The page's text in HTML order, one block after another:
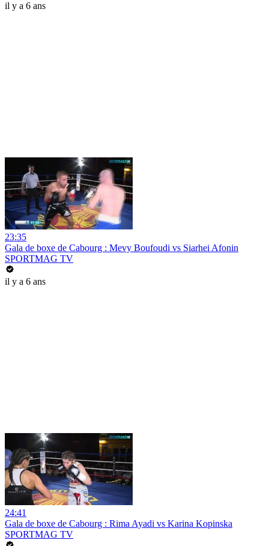
il y a 6 ans
23:35
Gala de boxe de Cabourg : Mevy Boufoudi vs Siarhei Afonin
SPORTMAG TV
il y a 6 ans
24:41
Gala de boxe de Cabourg : Rima Ayadi vs Karina Kopinska
SPORTMAG TV